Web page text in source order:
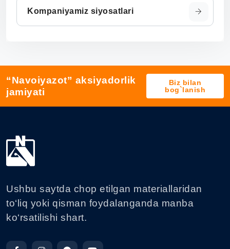
Kompaniyamiz siyosatlari
“Navoiyazot” aksiyadorlik
jamiyati
Biz bilan
bog`lanish
Ushbu saytda chop etilgan materiallaridan
to‘liq yoki qisman foydalanganda manba
ko‘rsatilishi shart.